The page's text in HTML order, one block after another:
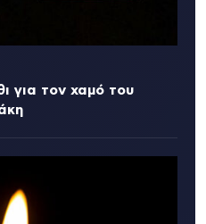
για τον χαμό του